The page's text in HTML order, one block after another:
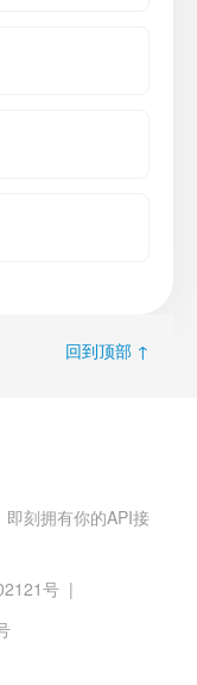
回到顶部 ↑
刻拥有你的API接
号 |